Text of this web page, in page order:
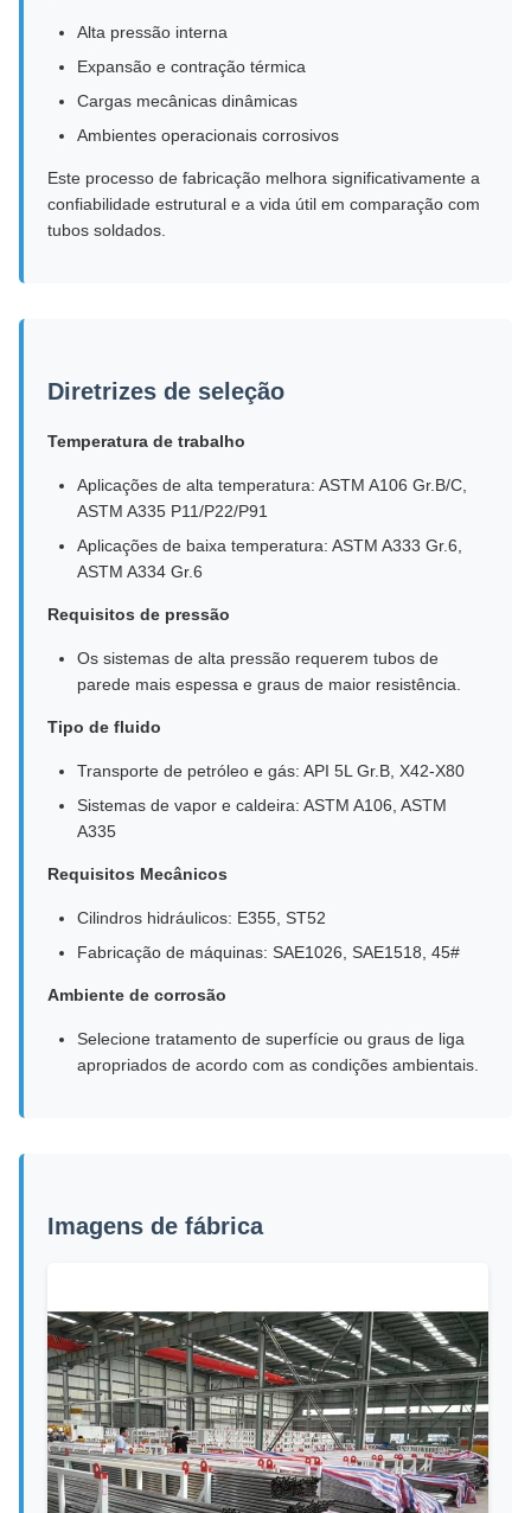
Alta pressão interna
Expansão e contração térmica
Cargas mecânicas dinâmicas
Ambientes operacionais corrosivos
Este processo de fabricação melhora significativamente a
confiabilidade estrutural e a vida útil em comparação com
tubos soldados.
Diretrizes de seleção
Temperatura de trabalho
Aplicações de alta temperatura: ASTM A106 Gr.B/C,
ASTM A335 P11/P22/P91
Aplicações de baixa temperatura: ASTM A333 Gr.6,
ASTM A334 Gr.6
Requisitos de pressão
Os sistemas de alta pressão requerem tubos de
parede mais espessa e graus de maior resistência.
Tipo de fluido
Transporte de petróleo e gás: API 5L Gr.B, X42-X80
Sistemas de vapor e caldeira: ASTM A106, ASTM
A335
Requisitos Mecânicos
Cilindros hidráulicos: E355, ST52
Fabricação de máquinas: SAE1026, SAE1518, 45#
Ambiente de corrosão
Selecione tratamento de superfície ou graus de liga
apropriados de acordo com as condições ambientais.
Imagens de fábrica